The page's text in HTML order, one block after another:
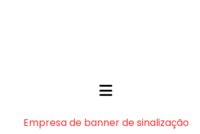
Empresa de banner de sinalização